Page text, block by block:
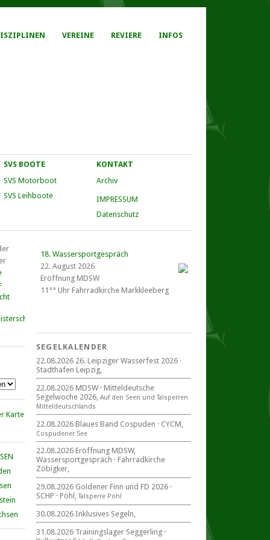
VEREINE REVIERE INFOS
SVS BOOTE
SVS Motorboot
SVS Leihboote
KONTAKT
Archiv
IMPRESSUM
Datenschutz
18. Wassersportgespräch
22. August 2026
Eröffnung MDSW
11°° Uhr Fahrrad­kirche Markkleeberg
22. August 2026
für alle Segler am See
Mitteldeutsche Segelwoche
22. – 30. August 2026 in Sachsen ·
Thüringen · Sachsen Anhalt
Goldener Finn und FD 2026
29. – 30. August 2026
beim SCHP auf der Talsperre Pöhl
SEGELKALENDER
22.08.2026 26. Leipziger Wasserfest 2026 ·
Stadthafen Leipzig,
22.08.2026 MDSW · Mitteldeutsche
Segelwoche 2026, Auf den Seen und Tal­sperren
Mittel­deut­sch­lands
22.08.2026 Blaues Band Cospuden · CYCM,
Cospudener See
22.08.2026 Eröffnung MDSW,
Wassersportgespräch · Fahrradkirche
Zöbigker,
29.08.2026 Goldener Finn und FD 2026 ·
SCHP · Pöhl, Talsperre Pöhl
30.08.2026 Inklusives Segeln,
31.08.2026 Trainingslager Seggerling ·